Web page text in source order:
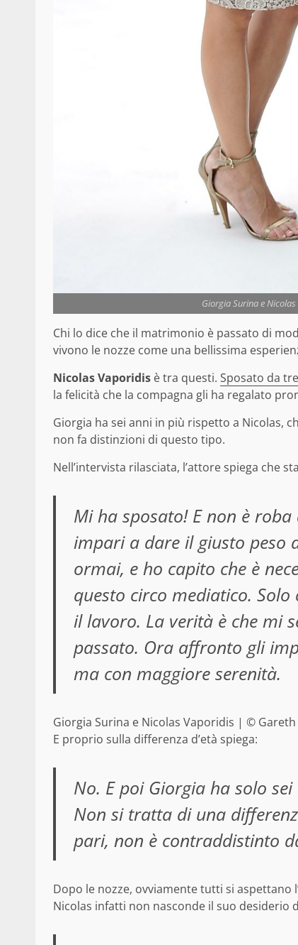
Giorgia Surina e
Chi lo dice che il matrimonio è passato di
vivono le nozze come una bellissima
Nicolas Vaporidis è tra questi. Sposato da
la felicità che la compagna gli ha regalato
Giorgia ha sei anni in più rispetto a Nicolas,
non fa distinzioni di questo tipo.
Nell’intervista rilasciata, l’attore spiega che
Mi ha sposato! E non è
impari a dare il giusto peso
ormai, e ho capito che è
questo circo mediatico.
il lavoro. La verità è che mi
passato. Ora affronto gli
ma con maggiore serenità.
Giorgia Surina e Nicolas Vaporidis | ©
E proprio sulla differenza d’età spiega:
No. E poi Giorgia ha solo
Non si tratta di una
pari, non è contraddistinto
Dopo le nozze, ovviamente tutti si
Nicolas infatti non nasconde il suo desiderio